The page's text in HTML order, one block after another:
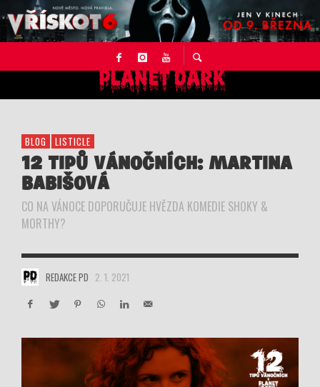
BLOG LISTICLE
12 TIPŮ VÁNOČNÍCH: MARTINA
BABIŠOVÁ
CO NA VÁNOCE DOPORUČUJE HVĚZDA KOMEDIE SHOKY &
MORTHY?
REDAKCE PD 2. 1. 2021